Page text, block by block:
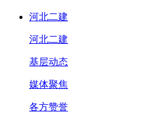
河北二建
河北二建
基层动态
媒体聚焦
各方赞誉